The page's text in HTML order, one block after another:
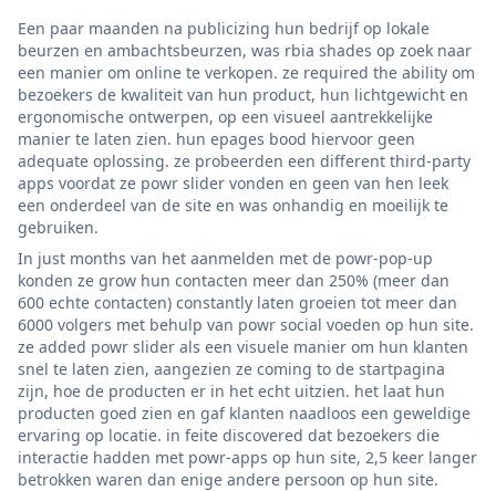
Een paar maanden na publicizing hun bedrijf op lokale
beurzen en ambachtsbeurzen, was rbia shades op zoek naar
een manier om online te verkopen. ze required the ability om
bezoekers de kwaliteit van hun product, hun lichtgewicht en
ergonomische ontwerpen, op een visueel aantrekkelijke
manier te laten zien. hun epages bood hiervoor geen
adequate oplossing. ze probeerden een different third-party
apps voordat ze powr slider vonden en geen van hen leek
een onderdeel van de site en was onhandig en moeilijk te
gebruiken.
In just months van het aanmelden met de powr-pop-up
konden ze grow hun contacten meer dan 250% (meer dan
600 echte contacten) constantly laten groeien tot meer dan
6000 volgers met behulp van powr social voeden op hun site.
ze added powr slider als een visuele manier om hun klanten
snel te laten zien, aangezien ze coming to de startpagina
zijn, hoe de producten er in het echt uitzien. het laat hun
producten goed zien en gaf klanten naadloos een geweldige
ervaring op locatie. in feite discovered dat bezoekers die
interactie hadden met powr-apps op hun site, 2,5 keer langer
betrokken waren dan enige andere persoon op hun site.